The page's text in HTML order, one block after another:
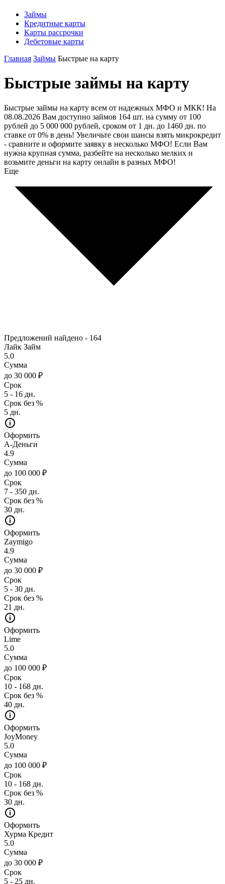
Займы
Кредитные карты
Карты рассрочки
Дебетовые карты
Главная Займы Быстрые на карту
Быстрые займы на карту
Быстрые займы на карту всем от надежных МФО и МКК! На
08.08.2026 Вам доступно займов 164 шт. на сумму от 100
рублей до 5 000 000 рублей, сроком от 1 дн. до 1460 дн. по
ставке от 0% в день! Увеличьте свои шансы взять микрокредит
- сравните и оформите заявку в несколько МФО! Если Вам
нужна крупная сумма, разбейте на несколько мелких и
возьмите деньги на карту онлайн в разных МФО!
Еще
Предложений найдено - 164
Лайк Займ
5.0
Сумма
до 30 000 ₽
Срок
5 - 16 дн.
Срок без %
5 дн.
Оформить
А-Деньги
4.9
Сумма
до 100 000 ₽
Срок
7 - 350 дн.
Срок без %
30 дн.
Оформить
Zaymigo
4.9
Сумма
до 30 000 ₽
Срок
5 - 30 дн.
Срок без %
21 дн.
Оформить
Lime
5.0
Сумма
до 100 000 ₽
Срок
10 - 168 дн.
Срок без %
40 дн.
Оформить
JoyMoney
5.0
Сумма
до 100 000 ₽
Срок
10 - 168 дн.
Срок без %
30 дн.
Оформить
Хурма Кредит
5.0
Сумма
до 30 000 ₽
Срок
5 - 25 дн.